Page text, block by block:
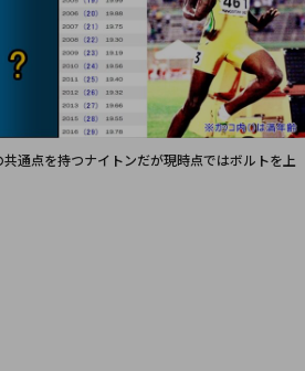
共通点を持つナイトンだが現時点ではボルトを上